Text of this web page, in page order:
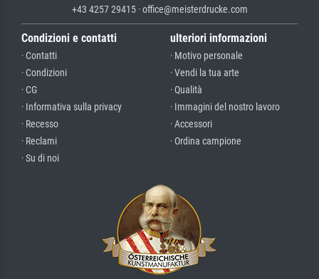
+43 4257 29415 · office@meisterdrucke.com
Condizioni e contatti
· Contatti
· Condizioni
· CG
· Informativa sulla privacy
· Recesso
· Reclami
· Su di noi
ulteriori informazioni
· Motivo personale
· Vendi la tua arte
· Qualità
· Immagini del nostro lavoro
· Accessori
· Ordina campione